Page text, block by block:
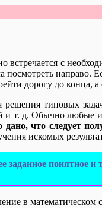
встречается с
посмотреть
дорогу до конца,
решения типовых
и т. д. Обычно любые
дано, что следует
искомых
заданное понятное и
в математическом